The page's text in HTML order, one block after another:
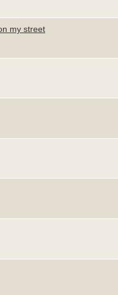
my street